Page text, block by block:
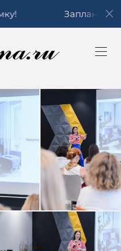
Запланировать